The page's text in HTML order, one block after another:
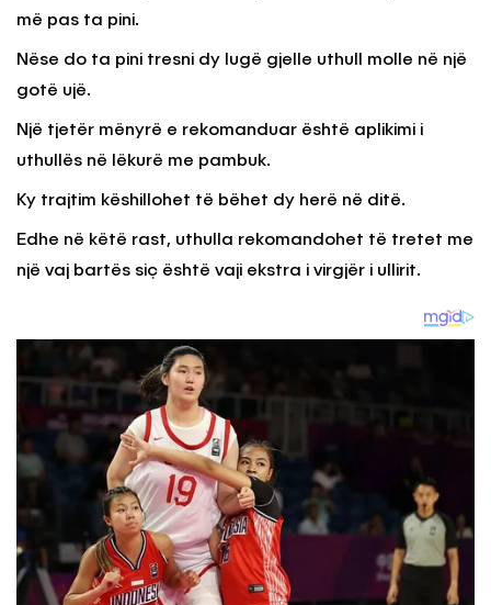
më pas ta pini.
Nëse do ta pini tresni dy lugë gjelle uthull molle në një
gotë ujë.
Një tjetër mënyrë e rekomanduar është aplikimi i
uthullës në lëkurë me pambuk.
Ky trajtim këshillohet të bëhet dy herë në ditë.
Edhe në këtë rast, uthulla rekomandohet të tretet me
një vaj bartës siç është vaji ekstra i virgjër i ullirit.